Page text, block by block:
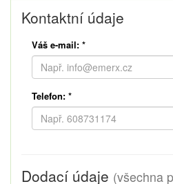
Kontaktní údaje
Váš e-mail: *
Telefon: *
Dodací údaje (všechna